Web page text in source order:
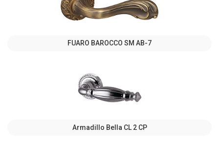
FUARO BAROCCO SM AB-7
Armadillo Bella CL 2 СP